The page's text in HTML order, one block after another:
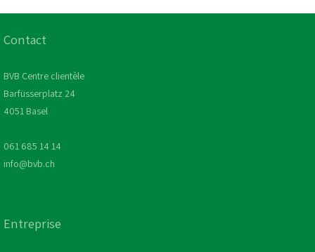
Contact
BVB Centre clientèle
Barfüsserplatz 24
4051 Basel
061 685 14 14
info@bvb.ch
Entreprise